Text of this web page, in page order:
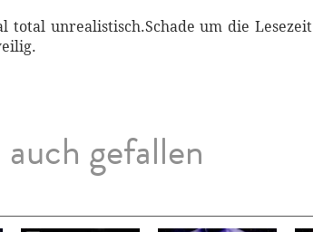
total unrealistisch.Schade um die Lesezeit
gefallen